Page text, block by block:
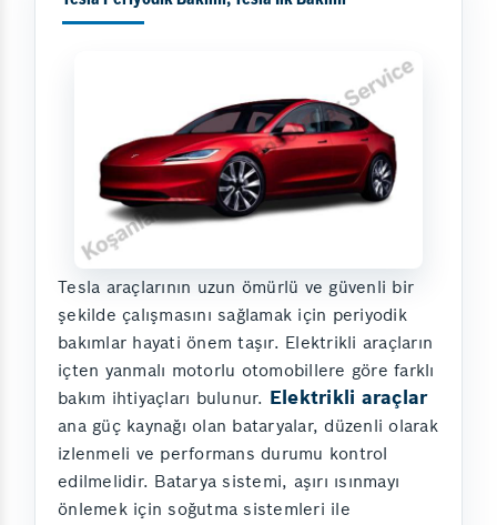
Tesla araçlarının uzun ömürlü ve güvenli bir
şekilde çalışmasını sağlamak için periyodik
bakımlar hayati önem taşır. Elektrikli araçların
içten yanmalı motorlu otomobillere göre farklı
bakım ihtiyaçları bulunur. Elektrikli araçlar
ana güç kaynağı olan bataryalar, düzenli olarak
izlenmeli ve performans durumu kontrol
edilmelidir. Batarya sistemi, aşırı ısınmayı
önlemek için soğutma sistemleri ile